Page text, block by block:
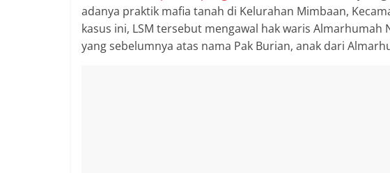
adanya praktik mafia tanah di Kelurahan Mimbaan,
kasus ini, LSM tersebut mengawal hak waris
yang sebelumnya atas nama Pak Burian, anak dari